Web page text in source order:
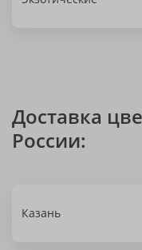
Доставка
России:
Казань